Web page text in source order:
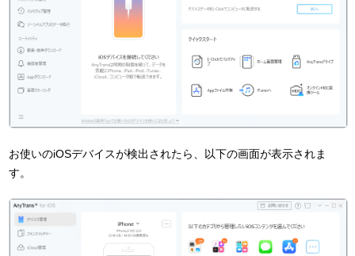
お使いのiOSデバイスが検出されたら、以下の画面が表示されま
す。